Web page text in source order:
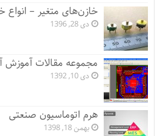
خازن‌های متغیر – انواع
دی 28, 1396
مجموعه مقالات آموزش
دی 10, 1392
هرم اتوماسیون صنعتی
بهمن 18, 1398